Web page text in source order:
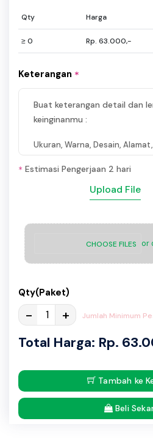
Qty Harga
≥ 0 Rp. 63.000,-
Keterangan *
Buat keterangan detail dan
keinginanmu :
Ukuran, Warna, Desain,
* Estimasi Pengerjaan 2 hari
Upload File
CHOOSE FILES or
Qty(Paket)
- + Jumlah Minimum
Total Harga: Rp.
Tambah ke
Beli